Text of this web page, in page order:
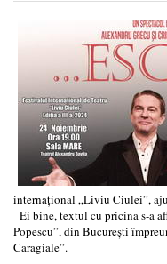
internațional „Liviu Ciulei”,
Ei bine, textul cu pricina s-a
Popescu”, din București
Caragiale”.